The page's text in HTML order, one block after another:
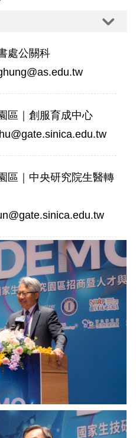
處公關科
區｜創服育成中心
區｜中央研究院生醫轉